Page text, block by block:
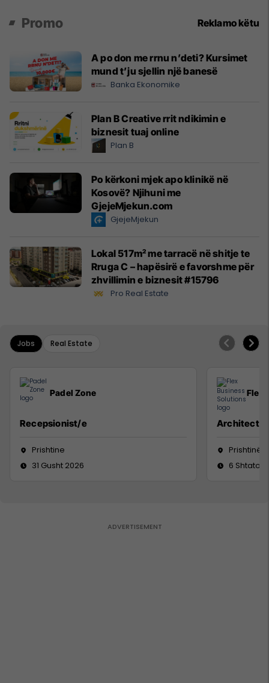
Promo Reklamo këtu
A po don me rrnu n’deti? Kursimet
mund t’ju sjellin një banesë
Banka Ekonomike
Plan B Creative rrit ndikimin e
biznesit tuaj online
Plan B
Po kërkoni mjek apo klinikë në
Kosovë? Njihuni me
GjejeMjekun.com
GjejeMjekun
Lokal 517m² me tarracë në shitje te
Rruga C – hapësirë e favorshme për
zhvillimin e biznesit #15796
Pro Real Estate
Jobs Real Estate
Padel Zone
Recepsionist/e
Prishtine
31 Gusht 2026
Flex
Architect
Prishtinë
6 Shtator